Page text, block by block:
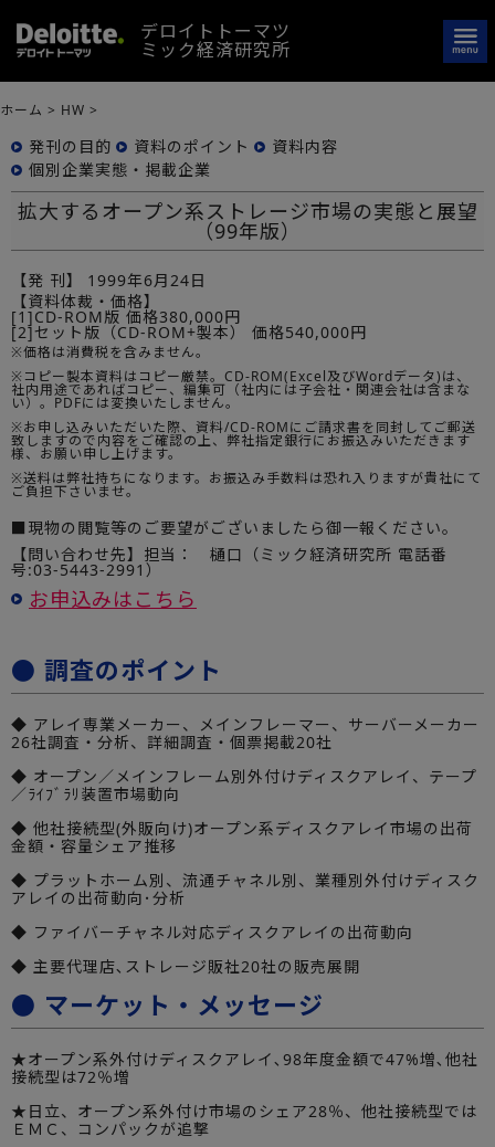
デロイトトーマツ
ミック経済研究所
ホーム > HW >
発刊の目的 資料のポイント
資料内容
個別企業実態・掲載企業
拡大するオープン系ストレージ市場の実態と展望
（99年版）
【発 刊】
1999年6月24日
【資料体裁・価格】
[1]CD-ROM版 価格380,000円
[2]セット版（CD-ROM+製本） 価格540,000円
※価格は消費税を含みません。
※コピー製本資料はコピー厳禁。CD-ROM(Excel及びWordデータ)は、
社内用途であればコピー、編集可（社内には子会社・関連会社は含まな
い）。PDFには変換いたしません。
※お申し込みいただいた際、資料/CD-ROMにご請求書を同封してご郵送
致しますので内容をご確認の上、弊社指定銀行にお振込みいただきます
様、お願い申し上げます。
※送料は弊社持ちになります。お振込み手数料は恐れ入りますが貴社にて
ご負担下さいませ。
■現物の閲覧等のご要望がございましたら御一報ください。
【問い合わせ先】担当： 樋口（ミック経済研究所 電話番
号:03-5443-2991）
お申込みはこちら
● 調査のポイント
◆ アレイ専業メーカー、メインフレーマー、サーバーメーカー
26社調査・分析、詳細調査・個票掲載20社
◆ オープン／メインフレーム別外付けディスクアレイ、テープ
／ﾗｲﾌﾞﾗﾘ装置市場動向
◆ 他社接続型(外販向け)オープン系ディスクアレイ市場の出荷
金額・容量シェア推移
◆ プラットホーム別、流通チャネル別、業種別外付けディスク
アレイの出荷動向･分析
◆ ファイバーチャネル対応ディスクアレイの出荷動向
◆ 主要代理店､ストレージ販社20社の販売展開
● マーケット・メッセージ
★オープン系外付けディスクアレイ､98年度金額で47%増､他社
接続型は72％増
★日立、オープン系外付け市場のシェア28％、他社接続型では
ＥＭＣ、コンパックが追撃